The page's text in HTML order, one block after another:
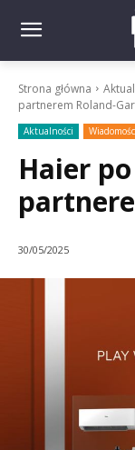
Strona główna
partnerem Roland-
Aktualności
Haier
30/05/2025